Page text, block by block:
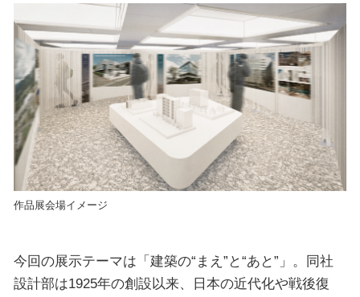
作品展会場イメージ
今回の展示テーマは「建築の“まえ”と“あと”」。同社
設計部は1925年の創設以来、日本の近代化や戦後復